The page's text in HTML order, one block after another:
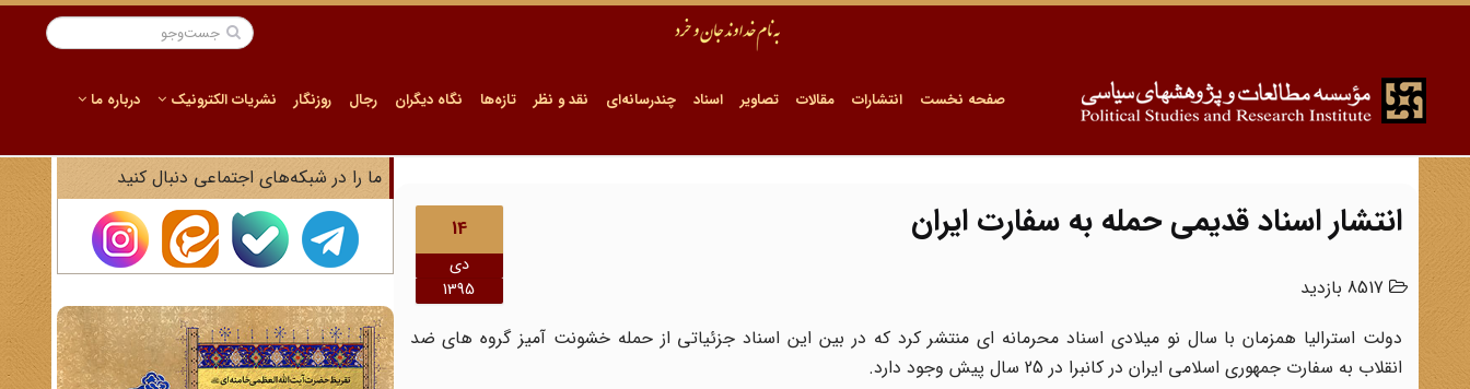
صفحه نخست انتشارات مقالات تصاویر اسناد چندرسانه‌ای نقد و نظر تازه‌ها نگاه دیگران رجال روزنگار نشریات الکترونیک درباره ما
14
دی
1395
انتشار اسناد قدیمی حمله به سفارت ایران
دولت استرالیا همزمان با سال نو میلادی اسناد محرمانه ای منتشر کرد که در بین این اسناد جزئیاتی از حمله خشونت آمیز گروه های ضد
انقلاب به سفارت جمهوری اسلامی ایران در کانبرا در 25 سال پیش وجود دارد.
ما را در شبکه‌های اجتماعی دنبال کنید